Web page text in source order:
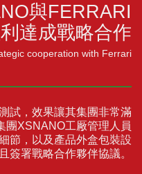
與FERRARI
達成戰略合作
cooperation with Ferrari
試，效果讓其集團非常滿
團XSNANO工厰管理人員
節，以及產品外盒包裝設
簽署戰略合作夥伴協議。